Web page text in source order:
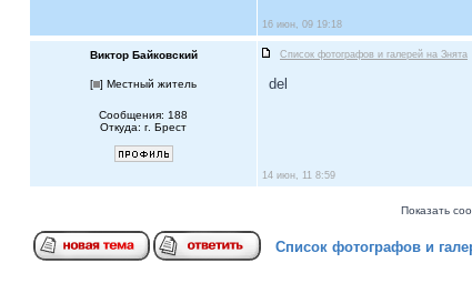
16 июн, 09 19:18
Виктор Байковский Список фотографов и галерей на Знята
[ ] Местный житель
Сообщения: 188
Откуда: г. Брест
del
14 июн, 11 8:59
Показать
Список фотографов и